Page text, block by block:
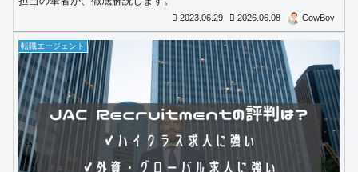
2023.06.29 2026.06.08 CowBoy
転職エージェント